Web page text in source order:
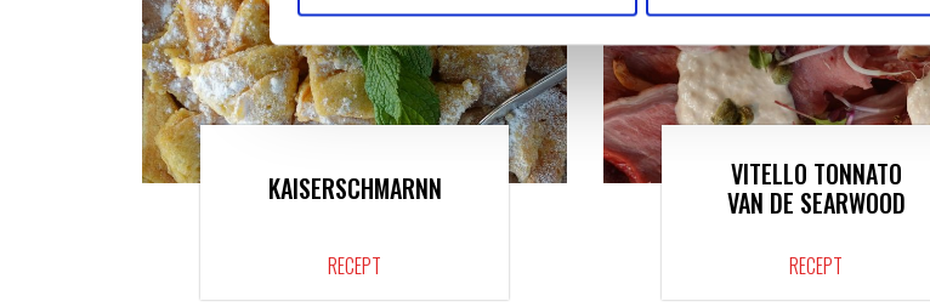
KAISERSCHMARNN
RECEPT
VITELLO TONNATO
VAN DE SEARWOOD
RECEPT